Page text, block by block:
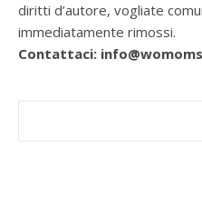
diritti d’autore, vogliate
immediatamente rimossi.
Contattaci: